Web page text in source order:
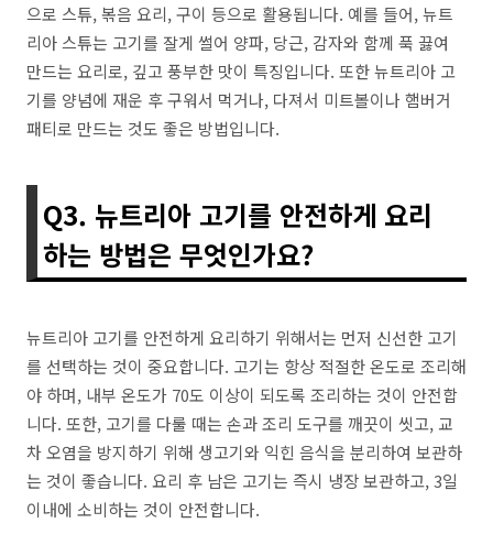
으로 스튜, 볶음 요리, 구이 등으로 활용됩니다. 예를 들어, 뉴트
리아 스튜는 고기를 잘게 썰어 양파, 당근, 감자와 함께 푹 끓여
만드는 요리로, 깊고 풍부한 맛이 특징입니다. 또한 뉴트리아 고
기를 양념에 재운 후 구워서 먹거나, 다져서 미트볼이나 햄버거
패티로 만드는 것도 좋은 방법입니다.
Q3. 뉴트리아 고기를 안전하게 요리
하는 방법은 무엇인가요?
뉴트리아 고기를 안전하게 요리하기 위해서는 먼저 신선한 고기
를 선택하는 것이 중요합니다. 고기는 항상 적절한 온도로 조리해
야 하며, 내부 온도가 70도 이상이 되도록 조리하는 것이 안전합
니다. 또한, 고기를 다룰 때는 손과 조리 도구를 깨끗이 씻고, 교
차 오염을 방지하기 위해 생고기와 익힌 음식을 분리하여 보관하
는 것이 좋습니다. 요리 후 남은 고기는 즉시 냉장 보관하고, 3일
이내에 소비하는 것이 안전합니다.